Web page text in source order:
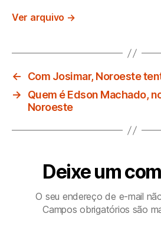
Ver arquivo →
←
Com Josimar, Noroeste
→
Quem é Edson Machado,
Noroeste
Deixe um
O seu endereço de e-mail
Campos obrigatórios são